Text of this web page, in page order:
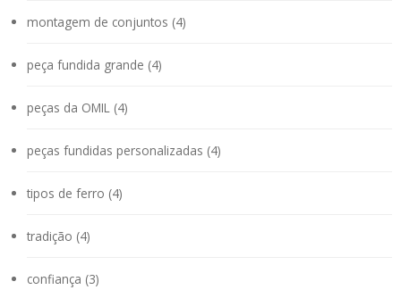
montagem de conjuntos (4)
peça fundida grande (4)
peças da OMIL (4)
peças fundidas personalizadas (4)
tipos de ferro (4)
tradição (4)
confiança (3)